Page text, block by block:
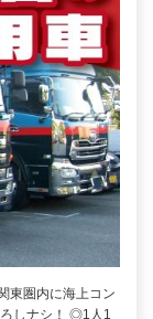
東圏内に海上コン
しナシ！ ◎1人1